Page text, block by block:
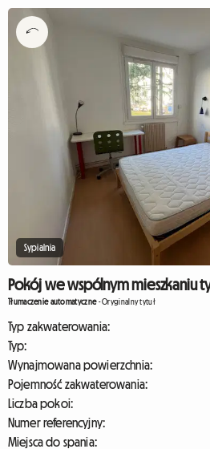
Sypialnia
Pokój we wspólnym mieszkaniu
Tłumaczenie automatyczne-Oryginalny tytuł
Typ zakwaterowania:
Typ:
Wynajmowana powierzchnia:
Pojemność zakwaterowania:
Liczba pokoi:
Numer referencyjny:
Miejsca do spania: